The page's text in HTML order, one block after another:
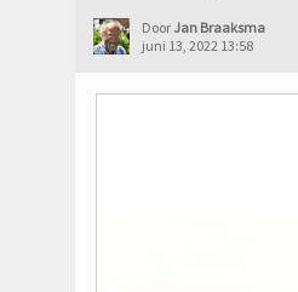
DoorJan Braaksma
juni 13, 2022 13:58